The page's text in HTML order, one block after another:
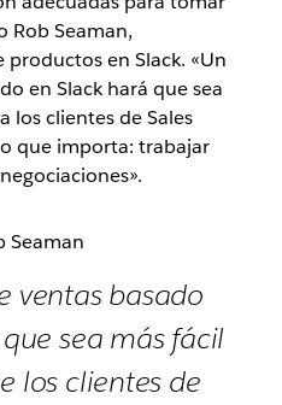
Rob Seaman,
en Slack. «Un
en Slack hará que sea
los clientes de Sales
que importa: trabajar
ventas basado
sea más fácil
los clientes de